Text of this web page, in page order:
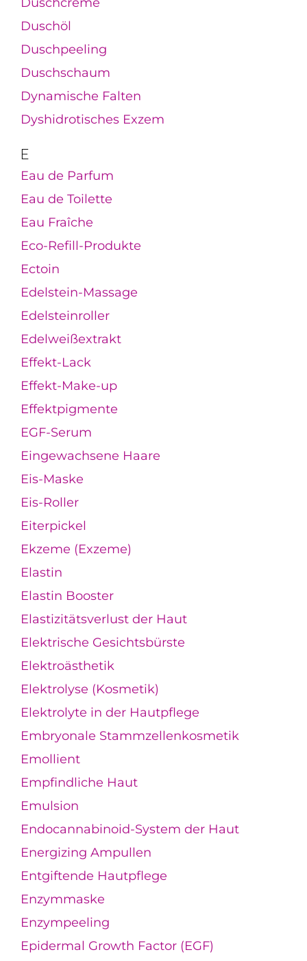
Duschöl
Duschpeeling
Duschschaum
Dynamische Falten
Dyshidrotisches Exzem
E
Eau de Parfum
Eau de Toilette
Eau Fraîche
Eco-Refill-Produkte
Ectoin
Edelstein-Massage
Edelsteinroller
Edelweißextrakt
Effekt-Lack
Effekt-Make-up
Effektpigmente
EGF-Serum
Eingewachsene Haare
Eis-Maske
Eis-Roller
Eiterpickel
Ekzeme (Exzeme)
Elastin
Elastin Booster
Elastizitätsverlust der Haut
Elektrische Gesichtsbürste
Elektroästhetik
Elektrolyse (Kosmetik)
Elektrolyte in der Hautpflege
Embryonale Stammzellenkosmetik
Emollient
Empfindliche Haut
Emulsion
Endocannabinoid-System der Haut
Energizing Ampullen
Entgiftende Hautpflege
Enzymmaske
Enzympeeling
Epidermal Growth Factor (EGF)